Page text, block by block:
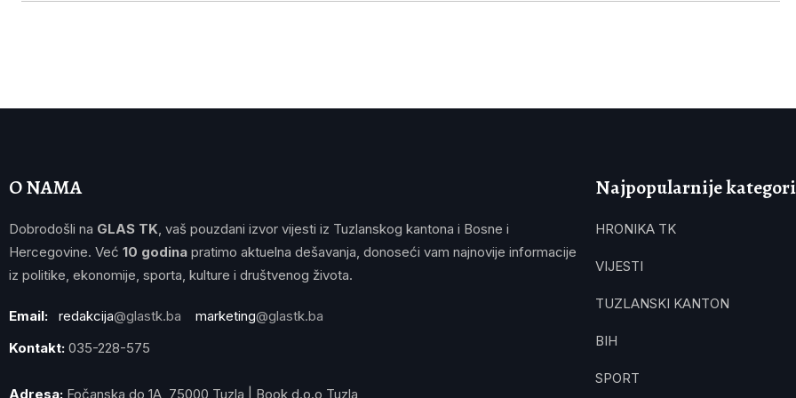
O NAMA
Dobrodošli na GLAS TK, vaš pouzdani izvor vijesti iz Tuzlanskog kantona i Bosne i
Hercegovine. Već 10 godina pratimo aktuelna dešavanja, donoseći vam najnovije informacije
iz politike, ekonomije, sporta, kulture i društvenog života.
Email: redakcija@glastk.ba marketing@glastk.ba
Kontakt: 035-228-575
Adresa: Fočanska do 1A, 75000 Tuzla | Book d.o.o Tuzla
Najpopularnije
HRONIKA TK
VIJESTI
TUZLANSKI KANTON
BIH
SPORT